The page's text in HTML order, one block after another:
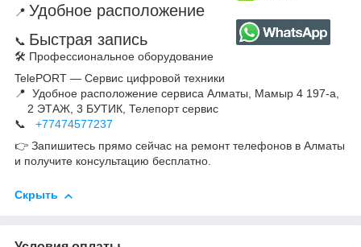
📍 Удобное расположение
📞 Быстрая запись
🛠 Профессиональное оборудование
TelePORT — Сервис цифровой техники
📍 Удобное расположение сервиса Алматы, Мамыр 4 197-а,
2 ЭТАЖ, 3 БУТИК, Телепорт сервис
📞
+77474577237
👉 Запишитесь прямо сейчас на ремонт телефонов в Алматы
и получите консультацию бесплатно.
Скрыть